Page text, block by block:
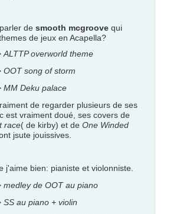
de smooth mcgroove qui
de jeux en Acapella?
ALTTP overworld theme
OOT song of storm
MM Deku palace
de regarder plusieurs de ses
est vraiment doué, ses covers de
race( de kirby) et de One Winded
jsute jouissives.
j'aime bien: pianiste et violonniste.
medley de OOT au piano
SS au piano + violin